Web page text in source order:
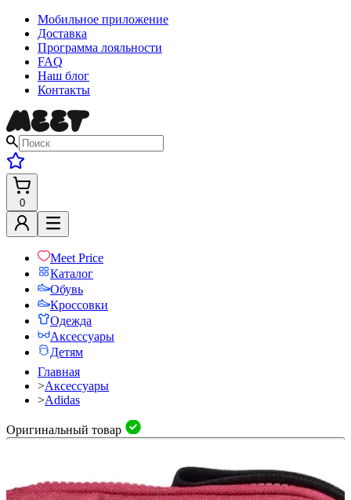
Мобильное приложение
Доставка
Программа лояльности
FAQ
Наш блог
Контакты
0
Meet Price
Каталог
Обувь
Кроссовки
Одежда
Аксессуары
Детям
Главная
>Аксессуары
>Adidas
Оригинальный товар